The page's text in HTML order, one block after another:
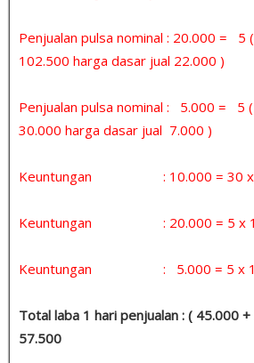
Penjualan pulsa nominal : 20.000 =
102.500 harga dasar jual 22.000 )
Penjualan pulsa nominal : 5.000 =
30.000 harga dasar jual 7.000 )
Keuntungan : 10.000 = 30 x
Keuntungan : 20.000 = 5 x
Keuntungan : 5.000 = 5 x
Total laba 1 hari penjualan : ( 45.000
57.500